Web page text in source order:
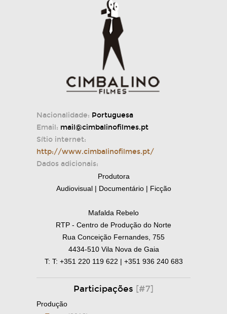
Nacionalidade: Portuguesa
Email: mail@cimbalinofilmes.pt
Sítio internet:
http://www.cimbalinofilmes.pt/
Dados adicionais:
Produtora
Audiovisual | Documentário | Ficção
Mafalda Rebelo
RTP - Centro de Produção do Norte
Rua Conceição Fernandes, 755
4434-510 Vila Nova de Gaia
T: T: +351 220 119 622 | +351 936 240 683
Participações [#7]
Produção